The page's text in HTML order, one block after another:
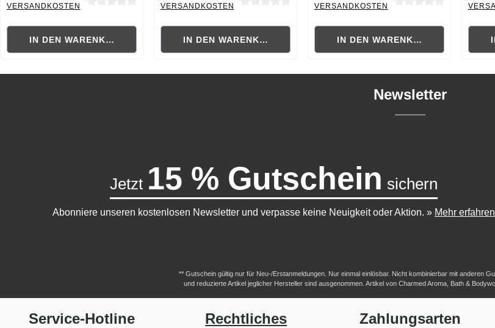
VERSANDKOSTEN
IN DEN WARENKORB
VERSANDKOSTEN
IN DEN WARENKORB
VERSANDKOSTEN
IN DEN WARENKORB
Newsletter
Jetzt 15 % Gutschein sichern
Abonniere unseren kostenlosen Newsletter und verpasse keine Neuigkeit oder Aktion. » Mehr erfahren
** Gutschein gültig nur für Neu-/Erstanmeldungen. Nur einmal einlösbar. Nicht kombinierbar mit anderen
und reduzierte Artikel jeglicher Hersteller sind ausgenommen. Artikel von Charmed Aroma, Bath &
Service-Hotline Rechtliches Zahlungsarten